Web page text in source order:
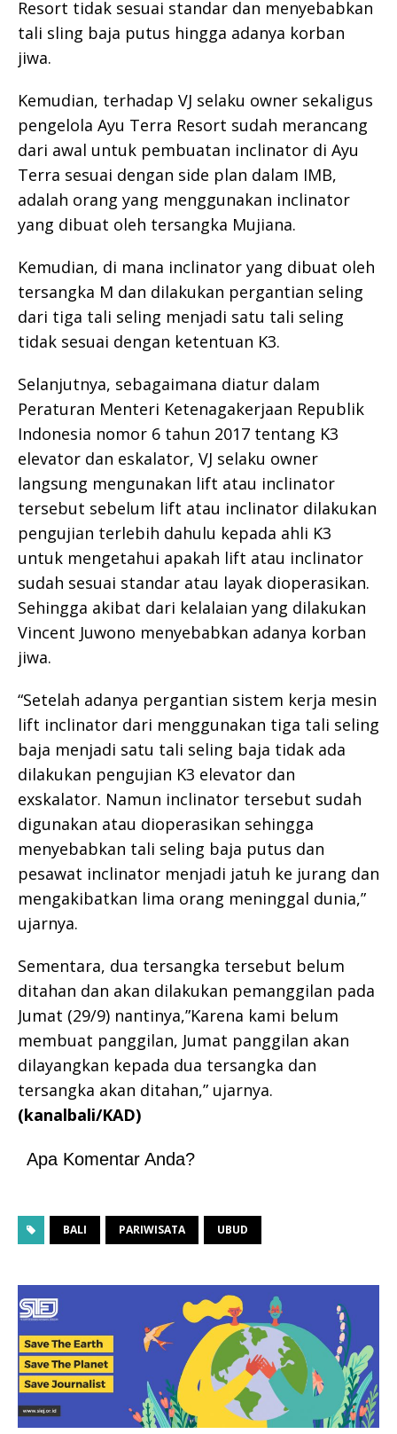
Resort tidak sesuai standar dan menyebabkan
tali sling baja putus hingga adanya korban
jiwa.
Kemudian, terhadap VJ selaku owner sekaligus
pengelola Ayu Terra Resort sudah merancang
dari awal untuk pembuatan inclinator di Ayu
Terra sesuai dengan side plan dalam IMB,
adalah orang yang menggunakan inclinator
yang dibuat oleh tersangka Mujiana.
Kemudian, di mana inclinator yang dibuat oleh
tersangka M dan dilakukan pergantian seling
dari tiga tali seling menjadi satu tali seling
tidak sesuai dengan ketentuan K3.
Selanjutnya, sebagaimana diatur dalam
Peraturan Menteri Ketenagakerjaan Republik
Indonesia nomor 6 tahun 2017 tentang K3
elevator dan eskalator, VJ selaku owner
langsung mengunakan lift atau inclinator
tersebut sebelum lift atau inclinator dilakukan
pengujian terlebih dahulu kepada ahli K3
untuk mengetahui apakah lift atau inclinator
sudah sesuai standar atau layak dioperasikan.
Sehingga akibat dari kelalaian yang dilakukan
Vincent Juwono menyebabkan adanya korban
jiwa.
“Setelah adanya pergantian sistem kerja mesin
lift inclinator dari menggunakan tiga tali seling
baja menjadi satu tali seling baja tidak ada
dilakukan pengujian K3 elevator dan
exskalator. Namun inclinator tersebut sudah
digunakan atau dioperasikan sehingga
menyebabkan tali seling baja putus dan
pesawat inclinator menjadi jatuh ke jurang dan
mengakibatkan lima orang meninggal dunia,”
ujarnya.
Sementara, dua tersangka tersebut belum
ditahan dan akan dilakukan pemanggilan pada
Jumat (29/9) nantinya,”Karena kami belum
membuat panggilan, Jumat panggilan akan
dilayangkan kepada dua tersangka dan
tersangka akan ditahan,” ujarnya.
(kanalbali/KAD)
Apa Komentar Anda?
BALI PARIWISATA UBUD